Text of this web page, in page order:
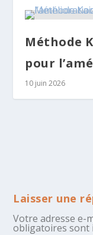
Méthode
pour
10 juin 2026
Laisser une
Votre adresse e-
obligatoires sont